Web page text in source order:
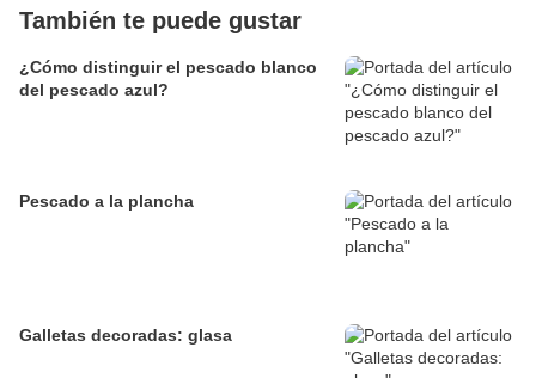
También te puede gustar
¿Cómo distinguir el pescado blanco
del pescado azul?
Pescado a la plancha
Galletas decoradas: glasa